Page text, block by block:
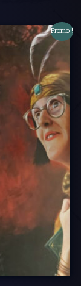
Promo !